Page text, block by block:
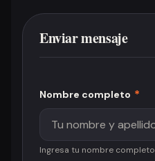
Enviar mensaje
Nombre completo *
Ingresa tu nombre completo